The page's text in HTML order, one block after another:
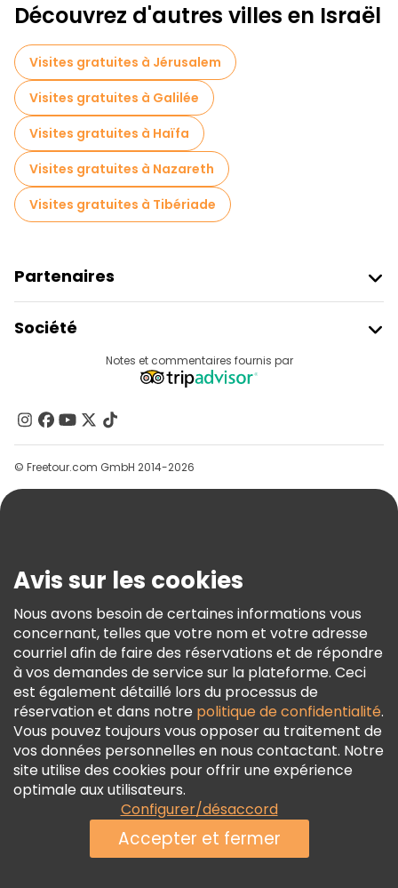
Tournée des pubs à Tel Aviv
Musées en Tel Aviv
Visites de marchés en Tel Aviv
Visites de dégustation locales à Tel Aviv
Excursions d'une journée gratuites à Tel Aviv
Visites nocturnes gratuites à Tel Aviv
Visites gastronomiques à Tel Aviv
Visites gratuites à proximité The Clock Tower
Visites gratuites à proximité Neve Tzedek Tower
Découvrez d'autres villes en Israël
Visites gratuites à Jérusalem
Visites gratuites à Galilée
Visites gratuites à Haïfa
Visites gratuites à Nazareth
Visites gratuites à Tibériade
Partenaires
Connexion Du Fournisseur
Programme D’affiliation
Société
Contactez-Nous
Groupes
Aide
Conditions Générales Et Mentions Légales
Politique En Matière De Cookies
Freetour Prix
Programme De Fidélité
Notes et commentaires fournis par
© Freetour.com GmbH 2014-2026
Avis sur les cookies
Nous avons besoin de certaines informations vous
concernant, telles que votre nom et votre adresse
courriel afin de faire des réservations et de répondre
à vos demandes de service sur la plateforme. Ceci
est également détaillé lors du processus de
réservation et dans notre politique de confidentialité.
Vous pouvez toujours vous opposer au traitement de
vos données personnelles en nous contactant. Notre
site utilise des cookies pour offrir une expérience
optimale aux utilisateurs.
Configurer/désaccord
Accepter et fermer